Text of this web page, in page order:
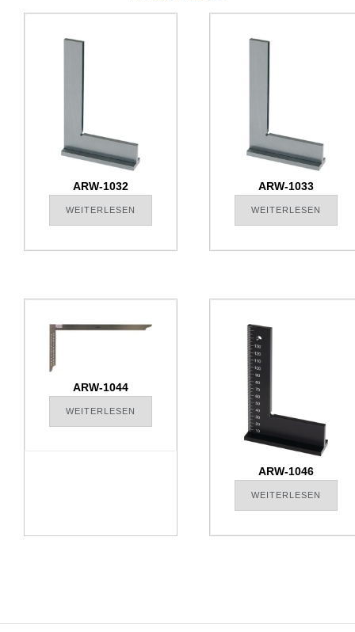
ARW-1032
WEITERLESEN
ARW-1033
WEITERLESEN
ARW-1044
WEITERLESEN
ARW-1046
WEITERLESEN